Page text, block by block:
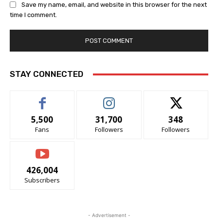
Save my name, email, and website in this browser for the next
time I comment.
STAY CONNECTED
5,500
Fans
31,700
Followers
348
Followers
426,004
Subscribers
- Advertisement -